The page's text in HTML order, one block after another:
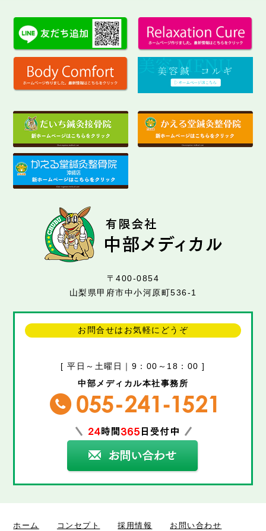
〒400-0854
山梨県甲府市中小河原町536-1
お問合せはお気軽にどうぞ
[ 平日～土曜日｜9：00～18：00 ]
中部メディカル本社事務所
ホーム コンセプト 採用情報 お問い合わせ